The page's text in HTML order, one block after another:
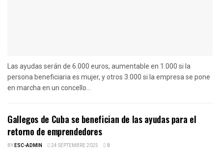
Las ayudas serán de 6.000 euros, aumentable en 1.000 si la
persona beneficiaria es mujer, y otros 3.000 si la empresa se pone
en marcha en un concello...
Gallegos de Cuba se benefician de las ayudas para el
retorno de emprendedores
BYESC-ADMIN 24 SEPTEMBRE 2025 0